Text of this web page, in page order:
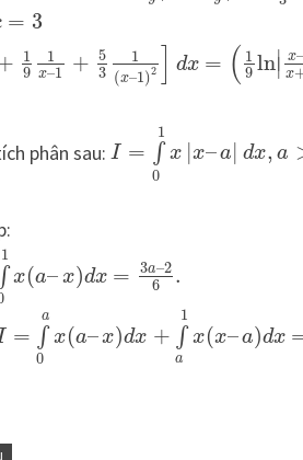
= 3
1
9
1
x–1 + 5
3
1
(x–1)2 dx = ( 1
9 ln∣∣ x–
x
phân sau:I = ∫
0
1
x x–a dx, a
∫
1
x(a– x)dx = 3a–2
6
.
= ∫
0
a
x(a–x)dx + ∫
a
1
x(x–a)dx